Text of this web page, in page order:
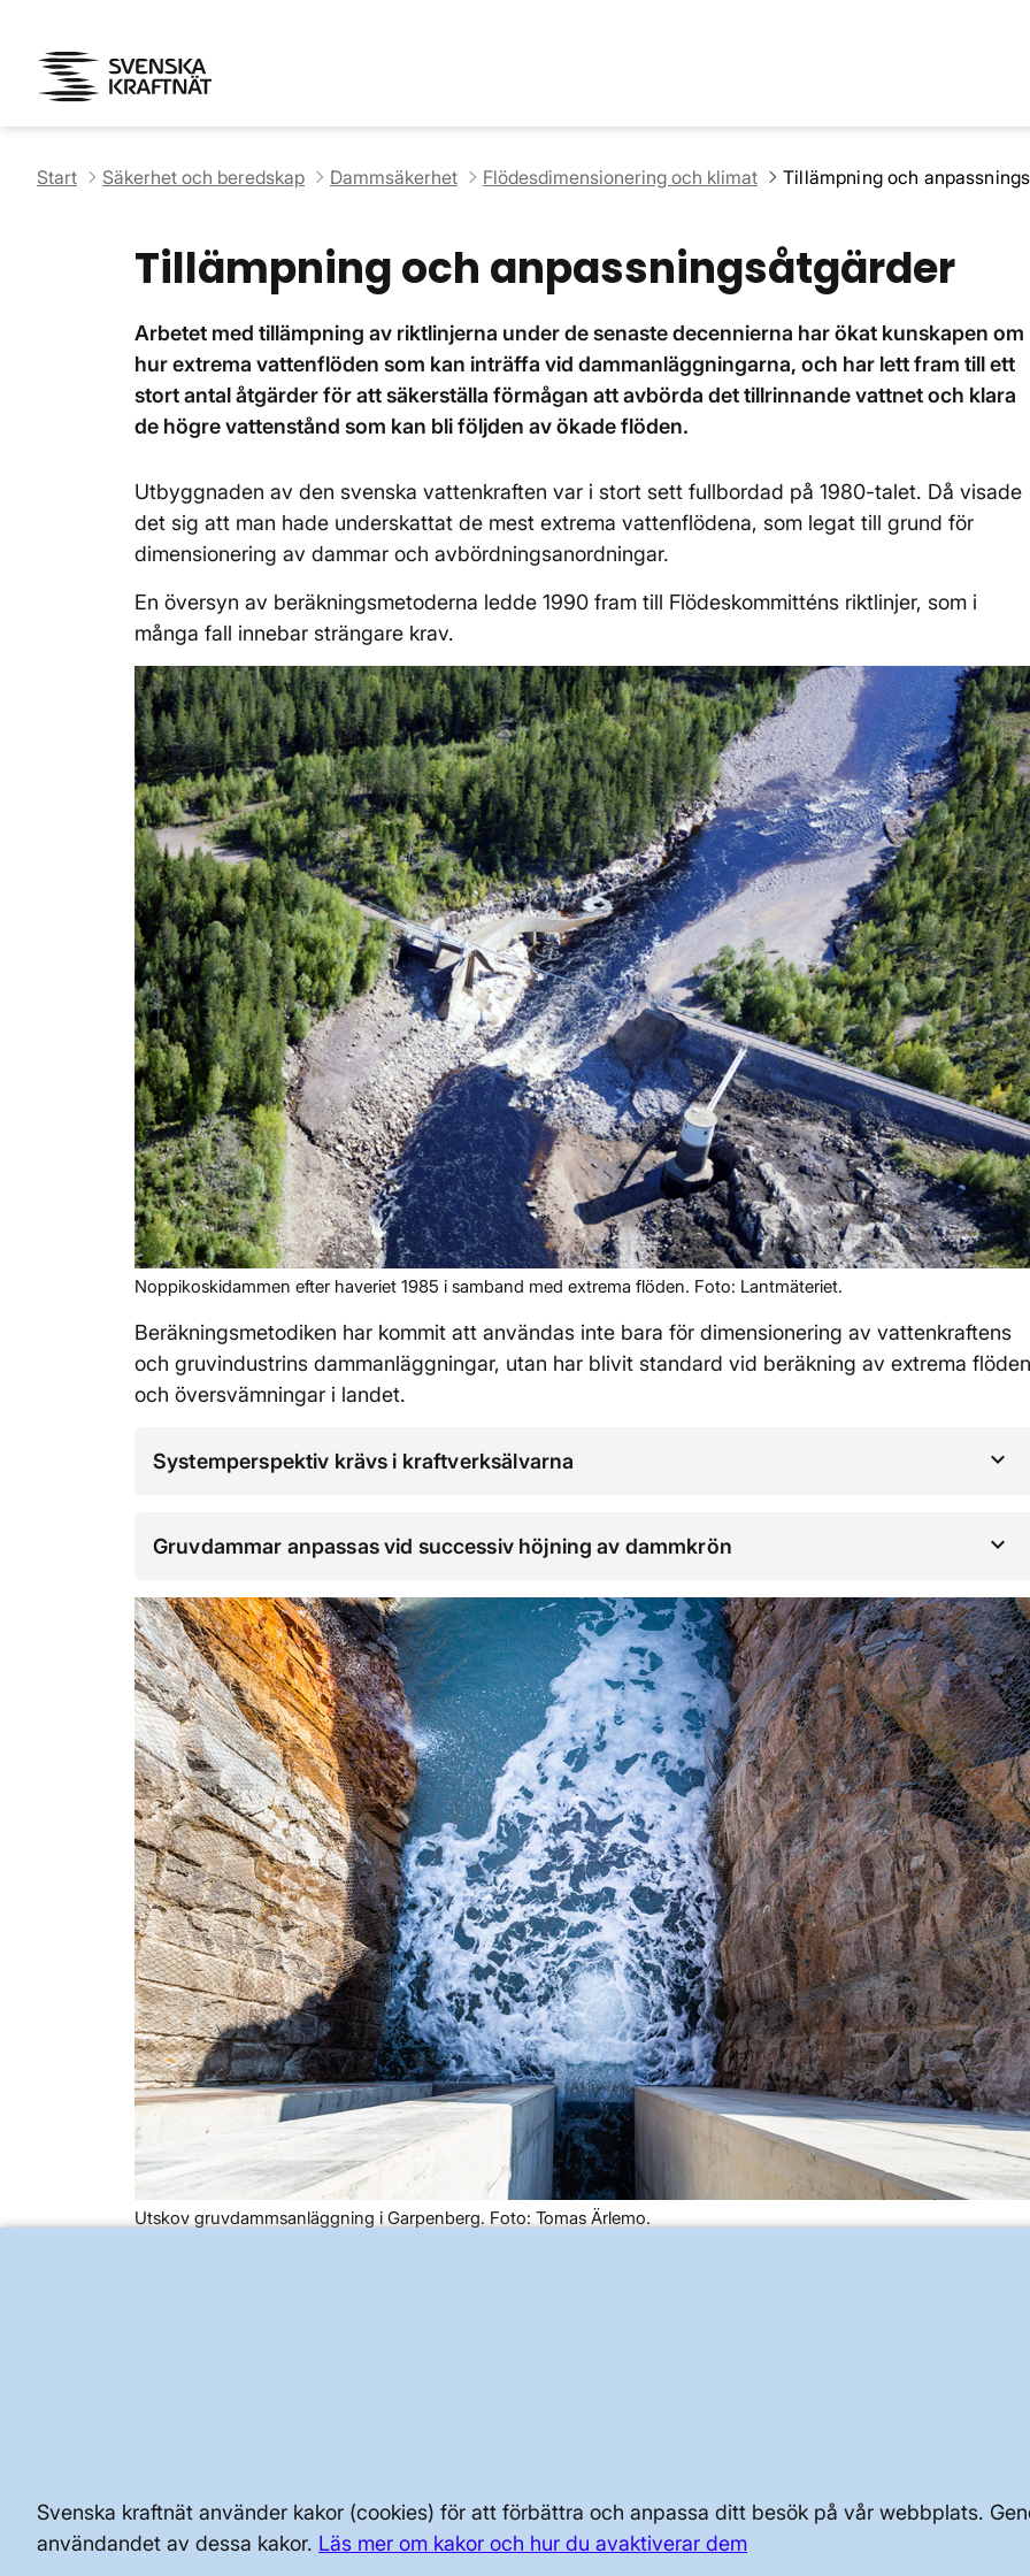
Svenska kraftnät använder kakor (cookies) för att förbättra och anpassa ditt besök på vår webbplats.
användandet av dessa kakor. Läs mer om kakor och hur du avaktiverar dem
Start Säkerhet och beredskap Dammsäkerhet Flödesdimensionering och klimat Tillämpning och
Tillämpning och anpassningsåtgärder
Arbetet med tillämpning av riktlinjerna under de senaste decennierna har ökat kunskapen om
hur extrema vattenflöden som kan inträffa vid dammanläggningarna, och har lett fram till ett
stort antal åtgärder för att säkerställa förmågan att avbörda det tillrinnande vattnet och klara
de högre vattenstånd som kan bli följden av ökade flöden.
Utbyggnaden av den svenska vattenkraften var i stort sett fullbordad på 1980-talet. Då visade
det sig att man hade underskattat de mest extrema vattenflödena, som legat till grund för
dimensionering av dammar och avbördningsanordningar.
En översyn av beräkningsmetoderna ledde 1990 fram till Flödeskommitténs riktlinjer, som i
många fall innebar strängare krav.
Noppikoskidammen efter haveriet 1985 i samband med extrema flöden. Foto: Lantmäteriet.
Beräknings­metodiken har kommit att användas inte bara för dimensionering av vattenkraftens
och gruvindustrins dammanläggningar, utan har blivit standard vid beräkning av extrema flöden
och översvämningar i landet.
Systemperspektiv krävs i kraftverksälvarna
Gruvdammar anpassas vid successiv höjning av dammkrön
Utskov gruvdammsanläggning i Garpenberg. Foto: Tomas Ärlemo.
AKTÖRSPORTALEN PRESS OCH NYHETER